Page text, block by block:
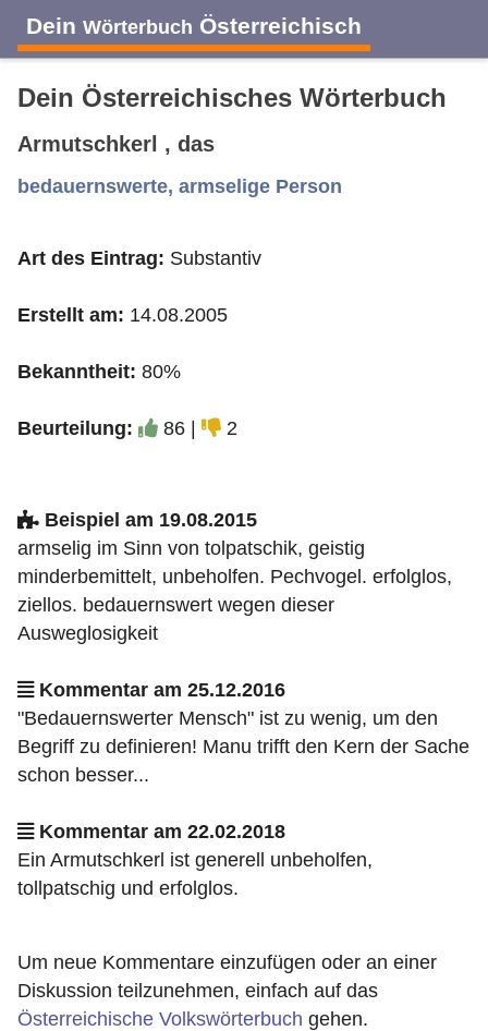
Dein Wörterbuch Österreichisch
A B C D E F G
J K L M N
Dein Österreichisches Wörterbuch
Armutschkerl , das
bedauernswerte, armselige Person
Art des Eintrag: Substantiv
Erstellt am: 14.08.2005
Bekanntheit: 80%
Beurteilung: 86 | 2
Beispiel am 19.08.2015
armselig im Sinn von tolpatschik, geistig
minderbemittelt, unbeholfen. Pechvogel. erfolglos,
ziellos. bedauernswert wegen dieser
Ausweglosigkeit
Kommentar am 25.12.2016
"Bedauernswerter Mensch" ist zu wenig, um den
Begriff zu definieren! Manu trifft den Kern der Sache
schon besser...
Kommentar am 22.02.2018
Ein Armutschkerl ist generell unbeholfen,
tollpatschig und erfolglos.
Um neue Kommentare einzufügen oder an einer
Diskussion teilzunehmen, einfach auf das
Österreichische Volkswörterbuch gehen.